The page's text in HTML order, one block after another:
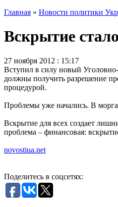
Главная » Новости политики
Вскрытие
27 ноября 2012 : 15:17
Вступил в силу новый
должны получить разрешение
процедурой.
Проблемы уже начались. В
Вскрытие для всех создает
проблема – финансовая:
novostiua.net
Поделитесь в соцсетях: